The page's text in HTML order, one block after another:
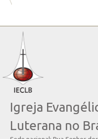
Igreja
Luterana no